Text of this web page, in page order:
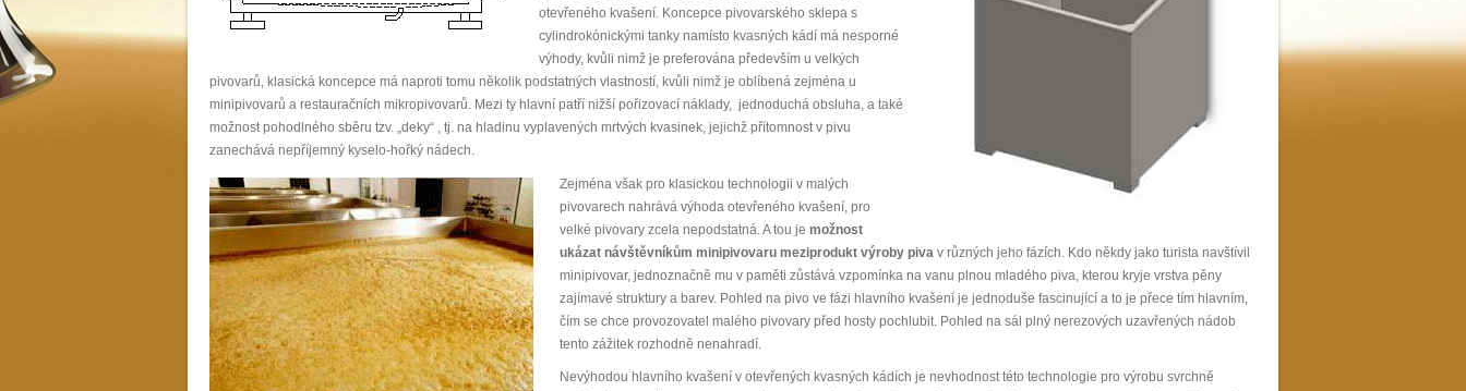
otevřeného kvašení. Koncepce pivovarského sklepa s
cylindrokónickými tanky namísto kvasných kádí má nesporné
výhody, kvůli nimž je preferována především u velkých
pivovarů, klasická koncepce má naproti tomu několik podstatných vlastností, kvůli nimž je oblíbená zejména u
minipivovarů a restauračních mikropivovarů. Mezi ty hlavní patří nižší pořizovací náklady, jednoduchá obsluha, a také
možnost pohodlného sběru tzv. „deky“ , tj. na hladinu vyplavených mrtvých kvasinek, jejichž přítomnost v pivu
zanechává nepříjemný kyselo-hořký nádech.
Zejména však pro klasickou technologii v malých
pivovarech nahrává výhoda otevřeného kvašení, pro
velké pivovary zcela nepodstatná. A tou je možnost
ukázat návštěvníkům minipivovaru meziprodukt výroby piva v různých jeho fázích. Kdo někdy jako turista navštívil
minipivovar, jednoznačně mu v paměti zůstává vzpomínka na vanu plnou mladého piva, kterou kryje vrstva pěny
zajímavé struktury a barev. Pohled na pivo ve fázi hlavního kvašení je jednoduše fascinující a to je přece tím hlavním,
čím se chce provozovatel malého pivovary před hosty pochlubit. Pohled na sál plný nerezových uzavřených nádob
tento zážitek rozhodně nenahradí.
Nevýhodou hlavního kvašení v otevřených kvasných kádích je nevhodnost této technologie pro výrobu svrchně